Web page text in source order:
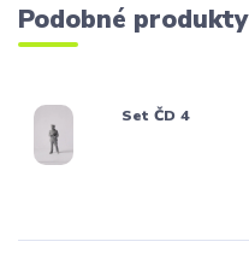
Podobné produkty
Set ČD 4